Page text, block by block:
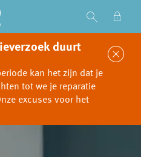
duurt
kan het zijn dat je
tot we je reparatie
excuses voor het